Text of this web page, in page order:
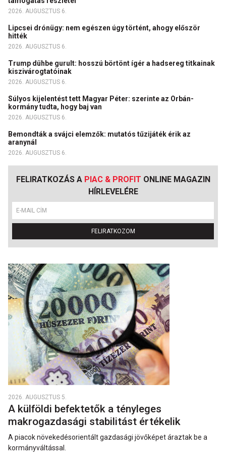
2026. AUGUSZTUS 6.
Lipcsei drónügy: nem egészen úgy történt, ahogy először
hitték
2026. AUGUSZTUS 6.
Trump dühbe gurult: hosszú börtönt ígér a hadsereg titkainak
kiszivárogtatóinak
2026. AUGUSZTUS 6.
Súlyos kijelentést tett Magyar Péter: szerinte az Orbán-
kormány tudta, hogy baj van
2026. AUGUSZTUS 6.
Bemondták a svájci elemzők: mutatós tűzijáték érik az
aranynál
2026. AUGUSZTUS 6.
FELIRATKOZÁS A PIAC & PROFIT ONLINE MAGAZIN
HÍRLEVELÉRE
FELIRATKOZOM
2026. AUGUSZTUS 5.
A külföldi befektetők a tényleges
makrogazdasági stabilitást értékelik
A piacok növekedésorientált gazdasági jövőképet áraztak be a
kormányváltással.